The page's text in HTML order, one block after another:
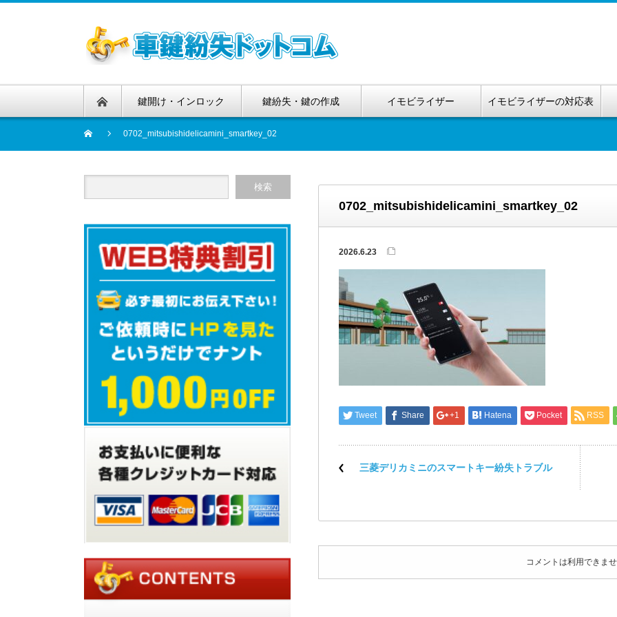
鍵開け・インロック 鍵紛失・鍵の作成 イモビライザー イモビライザーの対応表
0702_mitsubishidelicamini_smartkey_02
0702_mitsubishidelicamini_smartkey_02
2026.6.23
Tweet Share +1 Hatena Pocket RSS
三菱デリカミニのスマートキー紛失トラブル
コメントは利用できませ